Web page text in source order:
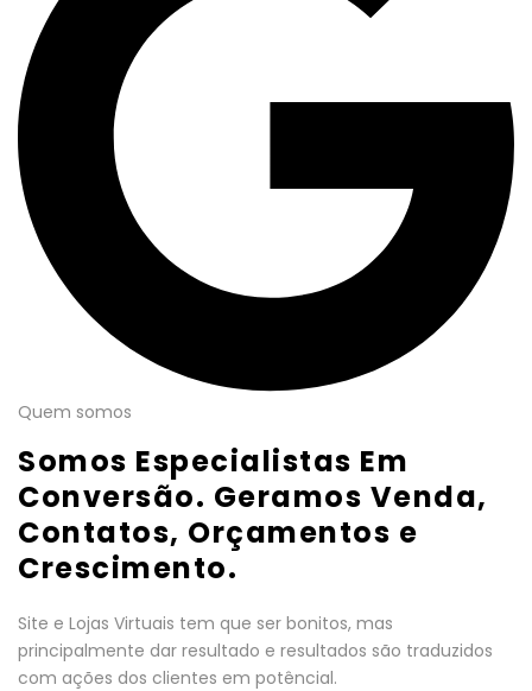
Quem somos
Somos Especialistas Em
Conversão. Geramos Venda,
Contatos, Orçamentos e
Crescimento.
Site e Lojas Virtuais tem que ser bonitos, mas
principalmente dar resultado e resultados são traduzidos
com ações dos clientes em potêncial.